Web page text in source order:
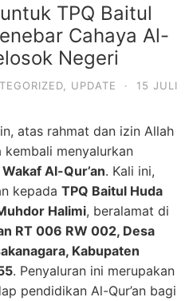
TPQ Baitul
Cahaya Al-
Negeri
UPDATE ·
15 JULI
atas rahmat dan izin Allah
kembali menyalurkan
Al-Qur’an. Kali ini,
kepada TPQ Baitul Huda
Halimi, beralamat di
RT 006 RW 002, Desa
Kabupaten
. Penyaluran ini merupakan
pendidikan Al-Qur’an bagi